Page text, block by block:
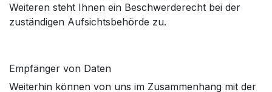
Weiteren steht Ihnen ein Beschwerderecht bei der
zuständigen Aufsichtsbehörde zu.
Empfänger von Daten
Weiterhin können von uns im Zusammenhang mit der